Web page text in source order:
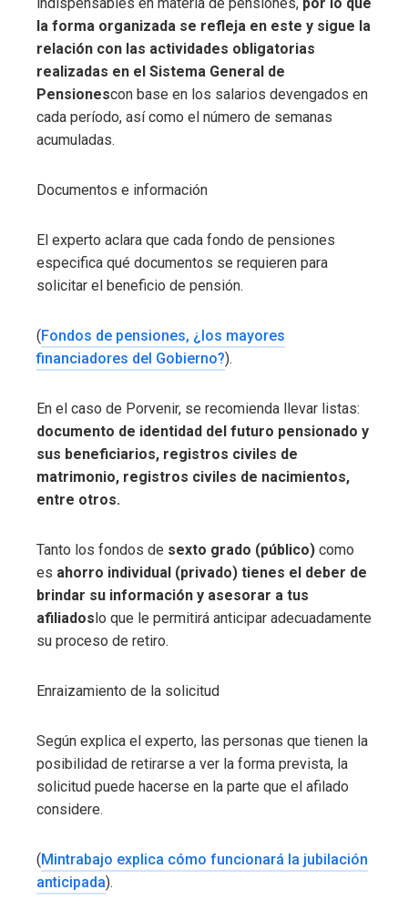
la forma organizada se refleja en este y sigue la
relación con las actividades obligatorias
realizadas en el Sistema General de
Pensionescon base en los salarios devengados en
cada período, así como el número de semanas
acumuladas.
Documentos e información
El experto aclara que cada fondo de pensiones
especifica qué documentos se requieren para
solicitar el beneficio de pensión.
(Fondos de pensiones, ¿los mayores
financiadores del Gobierno?).
En el caso de Porvenir, se recomienda llevar listas:
documento de identidad del futuro pensionado y
sus beneficiarios, registros civiles de
matrimonio, registros civiles de nacimientos,
entre otros.
Tanto los fondos de sexto grado (público) como
es ahorro individual (privado) tienes el deber de
brindar su información y asesorar a tus
afiliadoslo que le permitirá anticipar adecuadamente
su proceso de retiro.
Enraizamiento de la solicitud
Según explica el experto, las personas que tienen la
posibilidad de retirarse a ver la forma prevista, la
solicitud puede hacerse en la parte que el afilado
considere.
(Mintrabajo explica cómo funcionará la jubilación
anticipada).